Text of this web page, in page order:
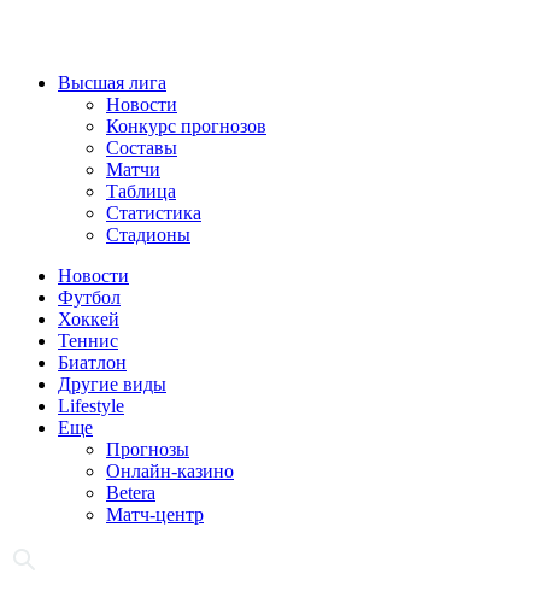
Высшая лига
Новости
Конкурс прогнозов
Составы
Матчи
Таблица
Статистика
Стадионы
Новости
Футбол
Хоккей
Теннис
Биатлон
Другие виды
Lifestyle
Еще
Прогнозы
Онлайн-казино
Betera
Матч-центр